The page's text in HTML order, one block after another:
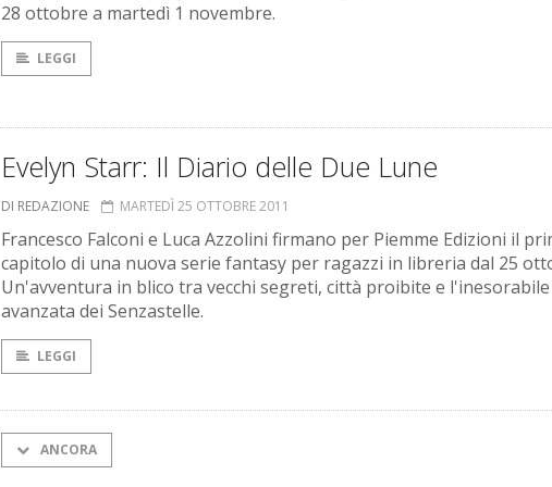
28 ottobre a martedì 1 novembre.
LEGGI
Evelyn Starr: Il Diario delle Due Lune
DI REDAZIONE MARTEDÌ 25 OTTOBRE 2011
Francesco Falconi e Luca Azzolini firmano per Piemme Edizioni il
capitolo di una nuova serie fantasy per ragazzi in libreria dal 25
Un'avventura in blico tra vecchi segreti, città proibite e l'inesorabile
avanzata dei Senzastelle.
LEGGI
ANCORA